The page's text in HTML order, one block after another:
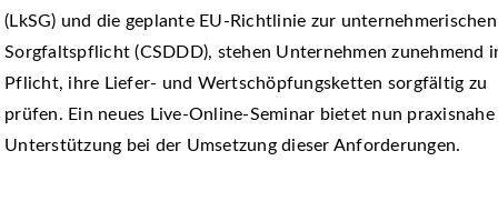
(LkSG) und die geplante EU-Richtlinie zur unternehmerischen
Sorgfaltspflicht (CSDDD), stehen Unternehmen zunehmend
Pflicht, ihre Liefer- und Wertschöpfungsketten sorgfältig zu
prüfen. Ein neues Live-Online-Seminar bietet nun praxisnahe
Unterstützung bei der Umsetzung dieser Anforderungen.